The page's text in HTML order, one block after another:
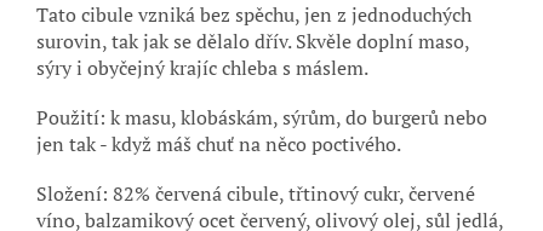
Tato cibule vzniká bez spěchu, jen z jednoduchých
surovin, tak jak se dělalo dřív. Skvěle doplní maso,
sýry i obyčejný krajíc chleba s máslem.
Použití: k masu, klobáskám, sýrům, do burgerů nebo
jen tak - když máš chuť na něco poctivého.
Složení: 82% červená cibule, třtinový cukr, červené
víno, balzamikový ocet červený, olivový olej, sůl jedlá,